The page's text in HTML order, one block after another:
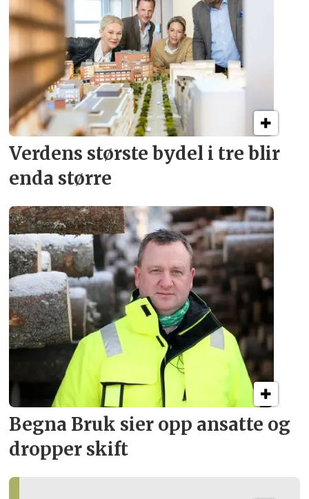
Verdens største bydel i tre blir
enda større
Begna Bruk sier opp ansatte og
dropper skift